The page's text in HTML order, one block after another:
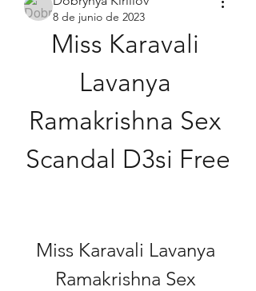
8 de junio de 2023
Miss Karavali
Lavanya
Ramakrishna Sex
Scandal D3si Free
Miss Karavali Lavanya
Ramakrishna Sex